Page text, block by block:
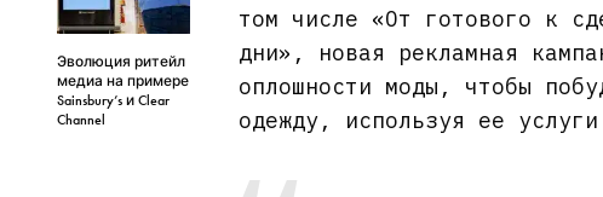
Эволюция ритейл
медиа на примере
Sainsbury’s и Clear
Channel
том числе «От готового к
дни», новая рекламная
оплошности моды, чтобы
одежду, используя ее